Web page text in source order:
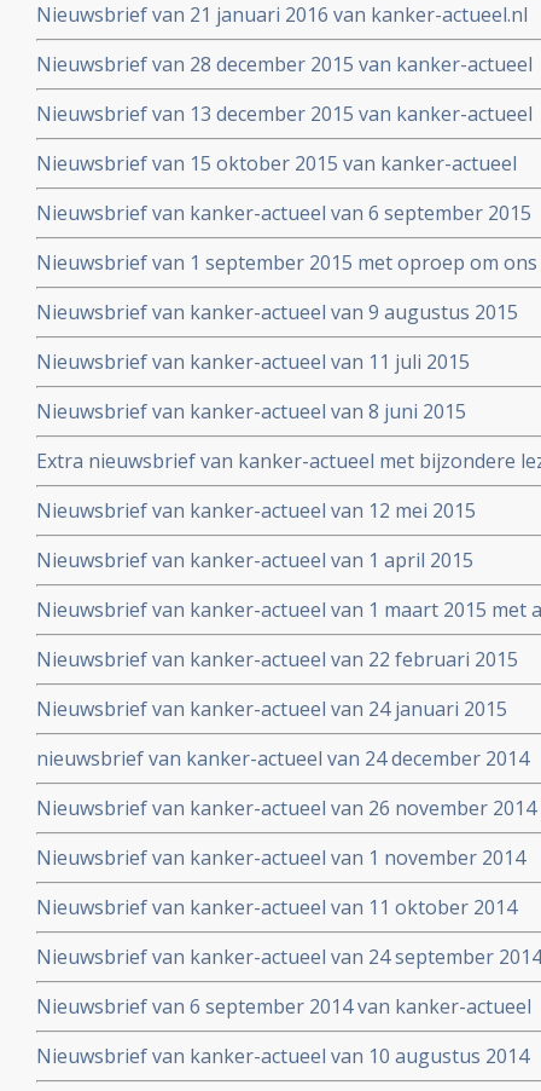
Nieuwsbrief van 21 januari 2016 van kanker-actueel.nl
Nieuwsbrief van 28 december 2015 van kanker-actueel
Nieuwsbrief van 13 december 2015 van kanker-actueel
Nieuwsbrief van 15 oktober 2015 van kanker-actueel
Nieuwsbrief van kanker-actueel van 6 september 2015
Nieuwsbrief van 1 september 2015 met oproep om
Nieuwsbrief van kanker-actueel van 9 augustus 2015
Nieuwsbrief van kanker-actueel van 11 juli 2015
Nieuwsbrief van kanker-actueel van 8 juni 2015
Extra nieuwsbrief van kanker-actueel met bijzondere
Truth about cancer: Step outside the box op 25 mei
symposium
Nieuwsbrief van kanker-actueel van 12 mei 2015
Nieuwsbrief van kanker-actueel van 1 april 2015
Nieuwsbrief van kanker-actueel van 1 maart 2015 met
wetenschappelijk bewezen niet-toxische middelen en
Nieuwsbrief van kanker-actueel van 22 februari 2015
Nieuwsbrief van kanker-actueel van 24 januari 2015
nieuwsbrief van kanker-actueel van 24 december 2014
Nieuwsbrief van kanker-actueel van 26 november 2014
Nieuwsbrief van kanker-actueel van 1 november 2014
Nieuwsbrief van kanker-actueel van 11 oktober 2014
Nieuwsbrief van kanker-actueel van 24 september 2014
Nieuwsbrief van 6 september 2014 van kanker-actueel
Nieuwsbrief van kanker-actueel van 10 augustus 2014